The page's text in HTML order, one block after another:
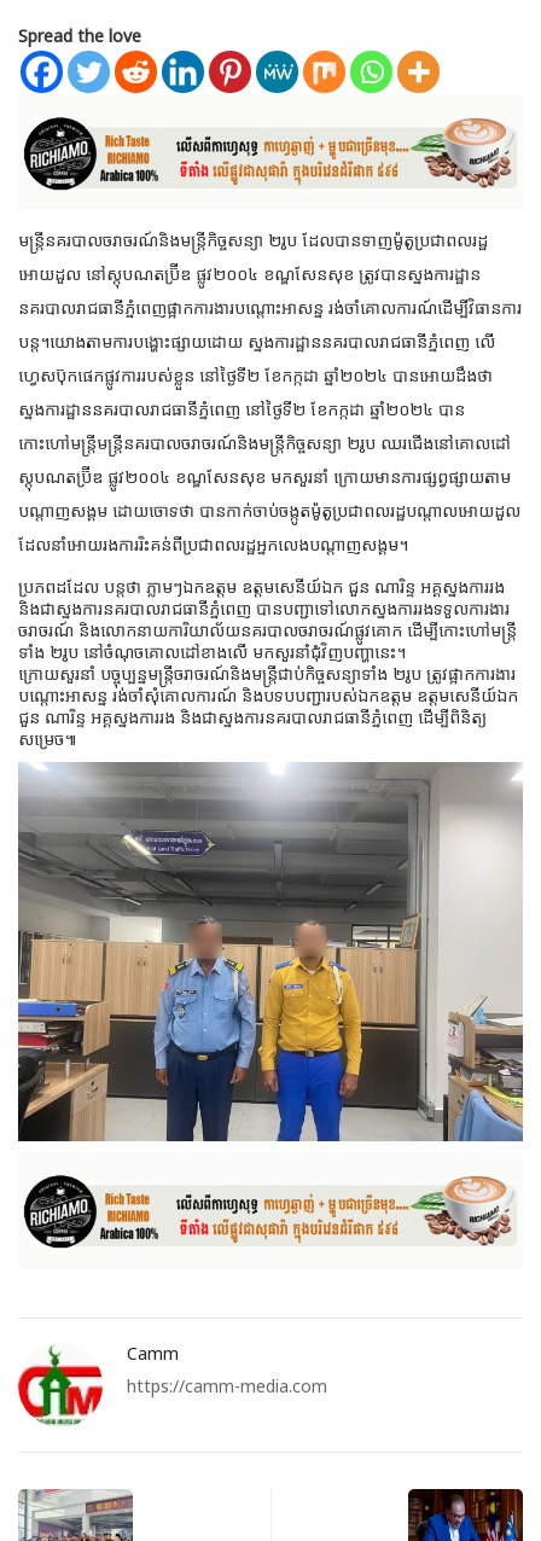
Spread the love
មន្ត្រីនគរបាលចរាចរណ៍និងមន្ត្រីកិច្ចសន្យា ២រូប ដែលបានទាញម៉ូតូប្រជាពលរដ្ឋ
អោយដួល នៅស្តុបណតប៊្រីឌ ផ្លូវ២០០៤ ខណ្ឌសែនសុខ ត្រូវបានស្នងការដ្ឋាន
នគរបាលរាជធានីភ្នំពេញផ្អាកការងារបណ្តោះអាសន្ន រង់ចាំគោលការណ៍ដើម្បីវិធានការ
បន្ត។យោងតាមការបង្ហោះផ្សាយដោយ ស្នងការដ្ឋាននគរបាលរាជធានីភ្នំពេញ លើ
ហ្វេសប៊ុកផេកផ្លូវការរបស់ខ្លួន នៅថ្ងៃទី២ ខែកក្កដា ឆ្នាំ២០២៤ បានអោយដឹងថា
ស្នងការដ្ឋាននគរបាលរាជធានីភ្នំពេញ នៅថ្ងៃទី២ ខែកក្កដា ឆ្នាំ២០២៤ បាន
កោះហៅមន្រ្តីមន្ត្រីនគរបាលចរាចរណ៍និងមន្រ្តីកិច្ចសន្យា ២រូប ឈរជើងនៅគោលដៅ
ស្តុបណតប្រ៊ីឌ ផ្លូវ២០០៤ ខណ្ឌសែនសុខ មកសួរនាំ ក្រោយមានការផ្សព្វផ្សាយតាម
បណ្តាញសង្គម ដោយចោទថា បានកាក់ចាប់ចង្កូតម៉ូតូប្រជាពលរដ្ឋបណ្តាលអោយដួល
ដែលនាំអោយរងការរិះគន់ពីប្រជាពលរដ្ឋអ្នកលេងបណ្តាញសង្គម។
ប្រភពដដែល បន្តថា ភ្លាមៗឯកឧត្តម ឧត្តមសេនីយ៍ឯក ជួន ណារិន្ទ អគ្គស្នងការរង
និងជាស្នងការនគរបាលរាជធានីភ្នំពេញ បានបញ្ជាទៅលោកស្នងការរងទទួលការងារ
ចរាចរណ៍ និងលោកនាយការិយាល័យនគរបាលចរាចរណ៍ផ្លូវគោក ដើម្បីកោះហៅមន្រ្តី
ទាំង ២រូប នៅចំណុចគោលដៅខាងលើ មកសួរនាំជុំវិញបញ្ហានេះ។
ក្រោយសួរនាំ បច្ចុប្បន្នមន្រ្តីចរាចរណ៍និងមន្រ្តីជាប់កិច្ចសន្យាទាំង ២រូប ត្រូវផ្អាកការងារ
បណ្តោះអាសន្ន រង់ចាំសុំគោលការណ៍ និងបទបបញ្ជារបស់ឯកឧត្តម ឧត្តមសេនីយ៍ឯក
ជួន ណារិន្ទ អគ្គស្នងការរង និងជាស្នងការនគរបាលរាជធានីភ្នំពេញ ដើម្បីពិនិត្យ
សម្រេច៕
Camm
https://camm-media.com